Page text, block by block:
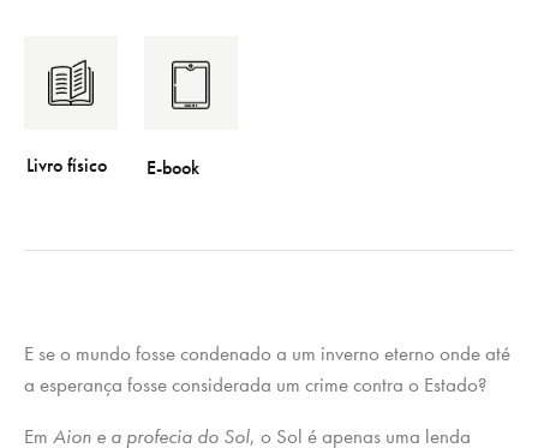
E se o mundo fosse condenado a um inverno eterno onde até
a esperança fosse considerada um crime contra o Estado?
Em Aion e a profecia do Sol, o Sol é apenas uma lenda